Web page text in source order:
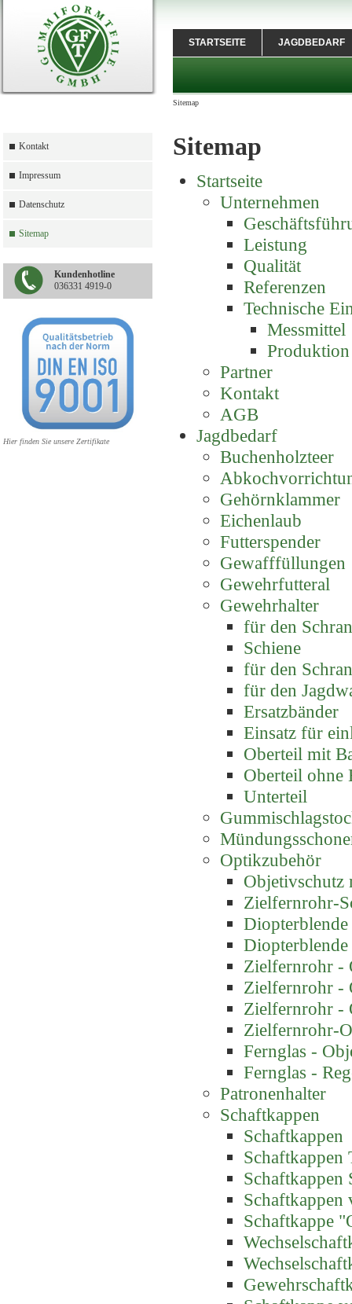
Kontakt
Impressum
Datenschutz
Sitemap
Kundenhotline
036331 4919-0
Hier finden Sie unsere Zertifikate
STARTSEITE JAGDBEDARF
Sitemap
Sitemap
Startseite
Unternehmen
Leistung
Qualität
Referenzen
Technische
Messmittel
Produktion
Partner
Kontakt
AGB
Jagdbedarf
Buchenholzteer
Gehörnklammer
Eichenlaub
Futterspender
Gewafffüllungen
Gewehrfutteral
Gewehrhalter
für den
Schiene
für den
für den
Ersatzbänder
Einsatz für
Oberteil mit
Oberteil ohne
Unterteil
Optikzubehör
Zielfernrohr-
Diopterblende
Zielfernrohr -
Zielfernrohr -
Zielfernrohr -
Zielfernrohr-
Fernglas -
Fernglas -
Patronenhalter
Schaftkappen
Schaftkappen
Schaftkappen
Schaftkappen
Schaftkappen
Schaftkappe